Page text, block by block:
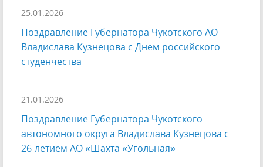
25.01.2026
Поздравление Губернатора Чукотского АО
Владислава Кузнецова с Днем российского
студенчества
21.01.2026
Поздравление Губернатора Чукотского
автономного округа Владислава Кузнецова с
26-летием АО «Шахта «Угольная»